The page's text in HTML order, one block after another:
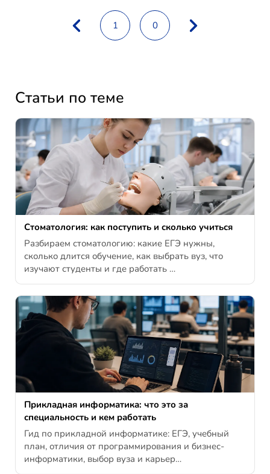
1 0
Статьи по теме
Стоматология: как поступить и сколько учиться
Разбираем стоматологию: какие ЕГЭ нужны,
сколько длится обучение, как выбрать вуз, что
изучают студенты и где работать …
Прикладная информатика: что это за
специальность и кем работать
Гид по прикладной информатике: ЕГЭ, учебный
план, отличия от программирования и бизнес-
информатики, выбор вуза и карьер…